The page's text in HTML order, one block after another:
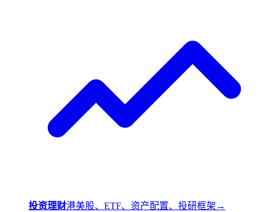
投资理财港美股、ETF、资产配置、投研框架 →